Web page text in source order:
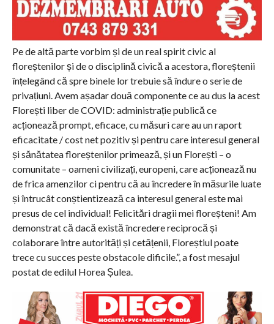
Pe de altă parte vorbim și de un real spirit civic al
floreștenilor și de o disciplină civică a acestora, floreștenii
înțelegând că spre binele lor trebuie să îndure o serie de
privațiuni. Avem așadar două componente ce au dus la acest
Florești liber de COVID: administrație publică ce
acționează prompt, eficace, cu măsuri care au un raport
eficacitate / cost net pozitiv și pentru care interesul general
și sănătatea floreștenilor primează, și un Florești – o
comunitate – oameni civilizați, europeni, care acționează nu
de frica amenzilor ci pentru că au încredere în măsurile luate
și întrucât conștientizează ca interesul general este mai
presus de cel individual! Felicitări dragii mei floreșteni! Am
demonstrat că dacă există încredere reciprocă și
colaborare între autorități și cetățenii, Floreștiul poate
trece cu succes peste obstacole dificile.”, a fost mesajul
postat de edilul Horea Șulea.